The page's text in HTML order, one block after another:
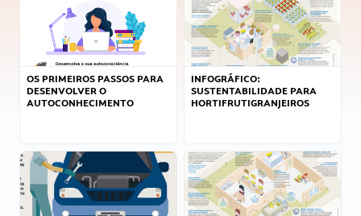
OS PRIMEIROS PASSOS PARA
DESENVOLVER O
AUTOCONHECIMENTO
INFOGRÁFICO:
SUSTENTABILIDADE PARA
HORTIFRUTIGRANJEIROS